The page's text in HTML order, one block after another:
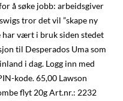
å søke jobb: arbeidsgiver
tror det vil ”skape ny
har vært i bruk siden stedet
til Desperados Uma som
i dag. Logg inn med
kode. 65,00 Lawson
flyt 20g Art.nr.: 2232